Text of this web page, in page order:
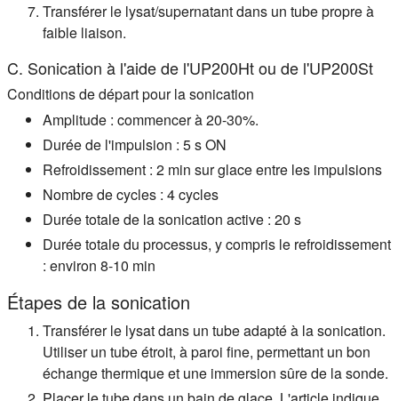
Transférer le lysat/supernatant dans un tube propre à
faible liaison.
C. Sonication à l'aide de l'UP200Ht ou de l'UP200St
Conditions de départ pour la sonication
Amplitude : commencer à 20-30%.
Durée de l'impulsion : 5 s ON
Refroidissement : 2 min sur glace entre les impulsions
Nombre de cycles : 4 cycles
Durée totale de la sonication active : 20 s
Durée totale du processus, y compris le refroidissement
: environ 8-10 min
Étapes de la sonication
Transférer le lysat dans un tube adapté à la sonication.
Utiliser un tube étroit, à paroi fine, permettant un bon
échange thermique et une immersion sûre de la sonde.